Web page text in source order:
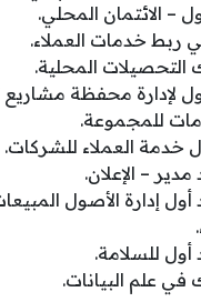
– الائتمان المحلي.
ربط خدمات العملاء.
المحلية.
لإدارة محفظة مشاريع
للمجموعة.
خدمة العملاء للشركات.
– الإعلان.
إدارة الأصول
للسلامة.
علم البيانات.